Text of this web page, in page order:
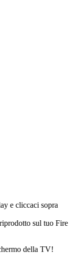
e cliccaci sopra
sul tuo Fire
della TV!